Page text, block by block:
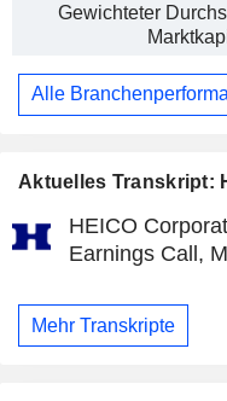
Aktuelles Transkript:
HEICO
Earnings Call,
Mehr Transkripte
Gewichteter
Alle